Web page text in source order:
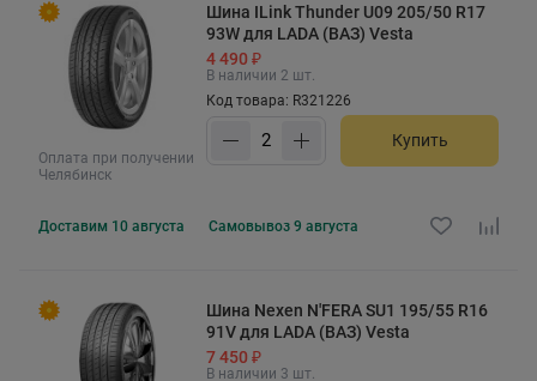
Оплата при получении
Челябинск
Шина ILink Thunder U09 205/50 R17
93W для LADA (ВАЗ) Vesta
4 490 ₽
В наличии 2 шт.
Код товара: R321226
Купить
Доставим 10 августа Самовывоз 9 августа
Шина Nexen N'FERA SU1 195/55 R16
91V для LADA (ВАЗ) Vesta
7 450 ₽
В наличии 3 шт.